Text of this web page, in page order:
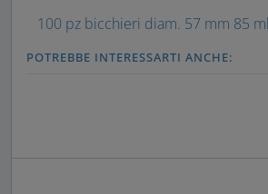
100 pz bicchieri diam. 57 mm 85
POTREBBE INTERESSARTI ANCHE: